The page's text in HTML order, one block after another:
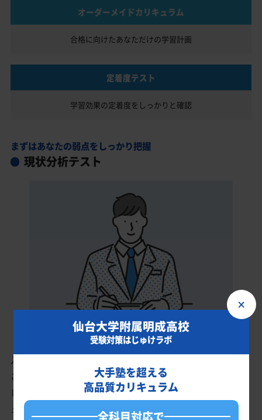
オーダーメイドカリキュラム
合格に向けたあなただけの学習計画
定着度テスト
学習効果の定着度を しっかりと確認
まずはあなたの弱点をしっかり把握
現状分析テスト
入会時に現状分析テストを受けていただきます。
このテスト結果のデータをもとに、仙台大学附属明成高校を志望
しているあなたに英語・数学・国語・理科・社会の最適なカリキ
ュラムを作成します。
×
仙台大学附属明成高校
受験対策はじゅけラボ
大手塾を超える
高品質カリキュラム
全科目対応で